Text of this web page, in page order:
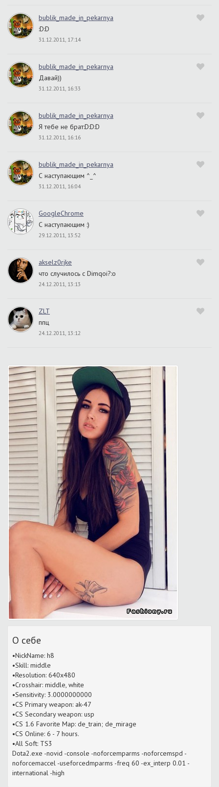
bublik_made_in_pekarnya
:D:D
31.12.2011, 17:14
bublik_made_in_pekarnya
Давай))
31.12.2011, 16:33
bublik_made_in_pekarnya
Я тебе не брат:D:D:D
31.12.2011, 16:16
bublik_made_in_pekarnya
С наступающим ^_^
31.12.2011, 16:04
GoogleChrome
С наступающим :)
29.12.2011, 13:52
akselz0rjke
что случилось с Dimqoi?:o
24.12.2011, 13:13
ZLT
ппц
24.12.2011, 13:12
О себе
•NickName: h8
•Skill: middle
•Resolution: 640x480
•Crosshair: middle, white
•Sensitivity: 3.0000000000
•CS Primary weapon: ak-47
•CS Secondary weapon: usp
•CS 1.6 Favorite Map: de_train; de_mirage
•CS Online: 6 - 7 hours.
•All Soft: TS3
Dota2.exe -novid -console -noforcemparms -noforcemspd -
noforcemaccel -useforcedmparms -freq 60 -ex_interp 0.01 -
international -high